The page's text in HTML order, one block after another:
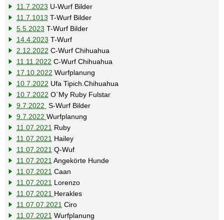
11.7.2023 U-Wurf Bilder
11.7.1013 T-Wurf Bilder
5.5.2023 T-Wurf Bilder
14.4.2023 T-Wurf
2.12.2022 C-Wurf Chihuahua
11.11.2022 C-Wurf Chihuahua
17.10.2022 Wurfplanung
10.7.2022 Ufa Tipich.Chihuahua
10.7.2022 O`My Ruby Fulstar
9.7.2022 S-Wurf Bilder
9.7.2022 Wurfplanung
11.07.2021 Ruby
11.07.2021 Hailey
11.07.2021 Q-Wuf
11.07.2021 Angekörte Hunde
11.07.2021 Caan
11.07.2021 Lorenzo
11.07.2021 Herakles
11.07.07.2021 Ciro
11.07.2021 Wurfplanung